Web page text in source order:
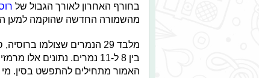
בחורף האחרון לאורך הגבול של
מהשמורה החדשה שהוקמה למען
מלבד 29 הנמרים שצולמו
בין 8 ל-11 נמרים. נתונים
האמור מתחילים להתפשט בסין. מי